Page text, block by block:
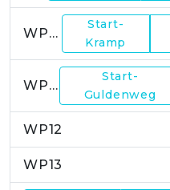
WP10
Start-
Kramp
WP11
Start-
Guldenweg
WP12
WP13